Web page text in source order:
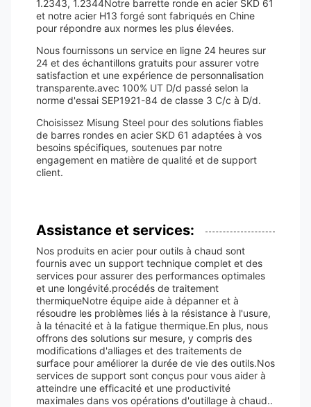
1.2343, 1.2344Notre barrette ronde en acier SKD 61
et notre acier H13 forgé sont fabriqués en Chine
pour répondre aux normes les plus élevées.
Nous fournissons un service en ligne 24 heures sur
24 et des échantillons gratuits pour assurer votre
satisfaction et une expérience de personnalisation
transparente.avec 100% UT D/d passé selon la
norme d'essai SEP1921-84 de classe 3 C/c à D/d.
Choisissez Misung Steel pour des solutions fiables
de barres rondes en acier SKD 61 adaptées à vos
besoins spécifiques, soutenues par notre
engagement en matière de qualité et de support
client.
Assistance et services:
Nos produits en acier pour outils à chaud sont
fournis avec un support technique complet et des
services pour assurer des performances optimales
et une longévité.procédés de traitement
thermiqueNotre équipe aide à dépanner et à
résoudre les problèmes liés à la résistance à l'usure,
à la ténacité et à la fatigue thermique.En plus, nous
offrons des solutions sur mesure, y compris des
modifications d'alliages et des traitements de
surface pour améliorer la durée de vie des outils.Nos
services de support sont conçus pour vous aider à
atteindre une efficacité et une productivité
maximales dans vos opérations d'outillage à chaud..